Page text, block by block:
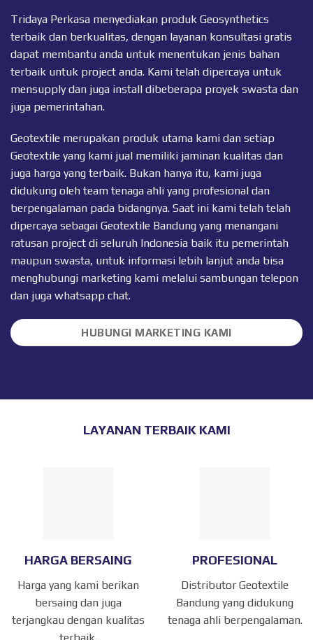
Tridaya Perkasa menyediakan produk Geosynthetics
terbaik dan berkualitas, dengan layanan konsultasi gratis
dapat membantu anda untuk menentukan jenis bahan
terbaik untuk project anda. Kami telah dipercaya untuk
mensupply dan juga install dibeberapa proyek swasta dan
juga pemerintahan.
Geotextile merupakan produk utama kami dan setiap
Geotextile yang kami jual memiliki jaminan kualitas dan
juga harga yang terbaik. Bukan hanya itu, kami juga
didukung oleh team tenaga ahli yang profesional dan
berpengalaman pada bidangnya. Saat ini kami telah telah
dipercaya sebagai Geotextile Bandung yang menangani
ratusan project di seluruh Indonesia baik itu pemerintah
maupun swasta, untuk informasi lebih lanjut anda bisa
menghubungi marketing kami melalui sambungan telepon
dan juga whatsapp chat.
HUBUNGI MARKETING KAMI
LAYANAN TERBAIK KAMI
HARGA BERSAING
Harga yang kami berikan
bersaing dan juga
terjangkau dengan kualitas
PROFESIONAL
Distributor Geotextile
Bandung yang didukung
tenaga ahli berpengalaman.